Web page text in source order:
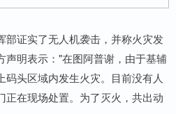
部证实了无人机袭击，并称火灾发
声明表示："在图阿普谢，由于基辅
头区域内发生火灾。目前没有人
正在现场处置。为了灭火，共出动